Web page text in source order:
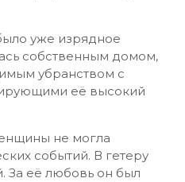
уже изрядное
собственным домом,
убранством с
её высокий
не могла
событий. В гетеру
За её любовь он был